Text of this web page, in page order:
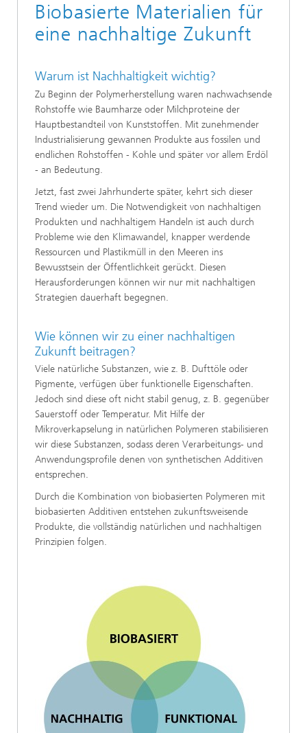
Biobasierte Materialien für
eine nachhaltige Zukunft
Warum ist Nachhaltigkeit wichtig?
Zu Beginn der Polymerherstellung waren nachwachsende
Rohstoffe wie Baumharze oder Milchproteine der
Hauptbestandteil von Kunststoffen. Mit zunehmender
Industrialisierung gewannen Produkte aus fossilen und
endlichen Rohstoffen - Kohle und später vor allem Erdöl
- an Bedeutung.
Jetzt, fast zwei Jahrhunderte später, kehrt sich dieser
Trend wieder um. Die Notwendigkeit von nachhaltigen
Produkten und nachhaltigem Handeln ist auch durch
Probleme wie den Klimawandel, knapper werdende
Ressourcen und Plastikmüll in den Meeren ins
Bewusstsein der Öffentlichkeit gerückt. Diesen
Herausforderungen können wir nur mit nachhaltigen
Strategien dauerhaft begegnen.
Wie können wir zu einer nachhaltigen
Zukunft beitragen?
Viele natürliche Substanzen, wie z. B. Dufttöle oder
Pigmente, verfügen über funktionelle Eigenschaften.
Jedoch sind diese oft nicht stabil genug, z. B. gegenüber
Sauerstoff oder Temperatur. Mit Hilfe der
Mikroverkapselung in natürlichen Polymeren stabilisieren
wir diese Substanzen, sodass deren Verarbeitungs- und
Anwendungsprofile denen von synthetischen Additiven
entsprechen.
Durch die Kombination von biobasierten Polymeren mit
biobasierten Additiven entstehen zukunftsweisende
Produkte, die vollständig natürlichen und nachhaltigen
Prinzipien folgen.